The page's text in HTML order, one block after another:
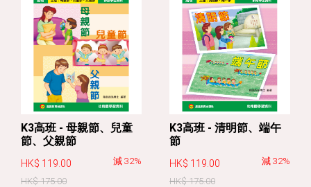
K3高班 - 母親節、兒童
節、父親節
HK$ 119.00
HK$ 175.00
減 32%
K3高班 - 清明節、端午
節
HK$ 119.00
HK$ 175.00
減 32%